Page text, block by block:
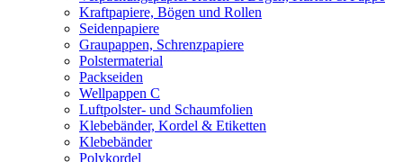
Kraftpapiere, Bögen und Rollen
Seidenpapiere
Graupappen, Schrenzpapiere
Polstermaterial
Packseiden
Wellpappen C
Luftpolster- und Schaumfolien
Klebebänder, Kordel & Etiketten
Klebebänder
Polykordel